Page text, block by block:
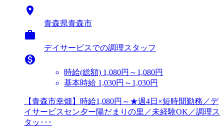

青森県青森市

デイサービスでの調理スタッフ

時給(総額) 1,080円～1,080円
基本時給 1,030円～1,030円
【青森市幸畑】時給1,080円～★週4日×短時間勤務／デ
イサービスセン夕ー陽だまりの里／未経験OK／調理ス
タッ･･･